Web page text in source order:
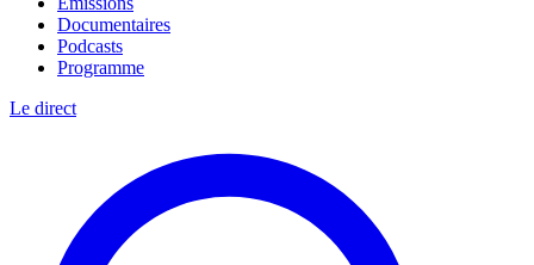
Documentaires
Podcasts
Programme
Le direct